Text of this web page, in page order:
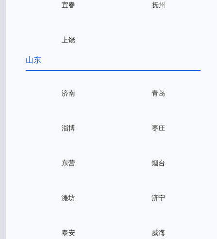
宜春 抚州
上饶
山东
济南 青岛
淄博 枣庄
东营 烟台
潍坊 济宁
泰安 威海